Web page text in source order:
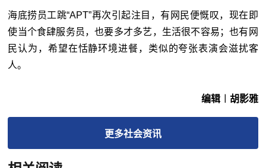
海底捞员工跳“APT”再次引起注目，有网民便慨叹，现在即
使当个食肆服务员，也要多才多艺，生活很不容易；也有网
民认为，希望在恬静环境进餐，类似的夸张表演会滋扰客
人。
编辑︱胡影雅
更多社会资讯